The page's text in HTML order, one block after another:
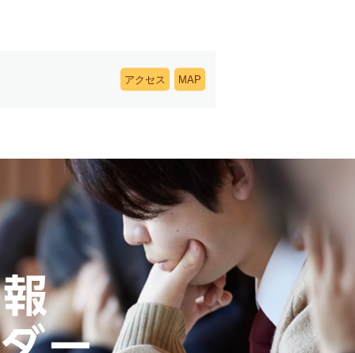
アクセス MAP